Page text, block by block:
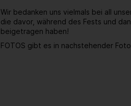
Wir bedanken uns vielmals bei all
die davor, während des Fests und
beigetragen haben!
FOTOS gibt es in nachstehender